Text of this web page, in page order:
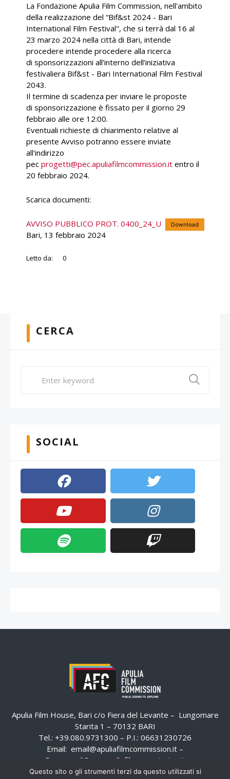
La Fondazione Apulia Film Commission, nell'ambito
della realizzazione del “Bif&st 2024 - Bari
International Film Festival", che si terrà dal 16 al
23 marzo 2024 nella città di Bari, intende
procedere intende procedere alla ricerca
di sponsorizzazioni all’interno dell’iniziativa
festivaliera Bif&st - Bari International Film Festival
2043.
Il termine di scadenza per inviare le proposte
di sponsorizzazione è fissato per il giorno 29
febbraio alle ore 12:00.
Eventuali richieste di chiarimento relative al
presente Avviso potranno essere inviate
all'indirizzo
pec progetti@pec.apuliafilmcommission.it entro il
20 febbraio 2024.
Scarica documenti:
AVVISO PUBBLICO PROT. 0400_24_U Download
Bari, 13 febbraio 2024
Letto da: 0
CERCA
SOCIAL
Apulia Film House, Bari c/o Fiera del Levante – Lungomare
Starita 1 – 70132 BARI
Tel.: +39.080.9731300 – P.I.: 06631230726
Email: email@apuliafilmcommission.it –
Pec:
email@pec.apuliafilmcommission.it
Questo sito o gli strumenti terzi da questo utilizzati si